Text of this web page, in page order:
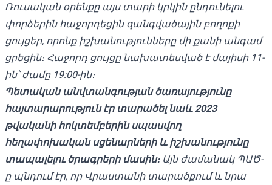
Ռուսական օրենքը այս տարի կրկին ընդունելու
փորձերին հաջորդեցին զանգվածային բողոքի
ցույցեր, որոնք իշխանությունները մի քանի անգամ
ցրեցին։ Հաջորդ ցույցը նախատեսված է մայիսի 11-
ին՝ ժամը 19:00-ին։
Պետական ​​անվտանգության ծառայությունը
հայտարարությունէր տարածել նաև 2023
թվականի հոկտեմբերին սպասվող
հեղափոխական սցենարների և իշխանությունը
տապալելու ծրագրերի մասին։Այն ժամանակ ՊԱԾ-
ը պնդում էր, որ Վրաստանի տարածքում և նրա